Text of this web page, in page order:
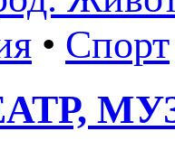
• Спорт